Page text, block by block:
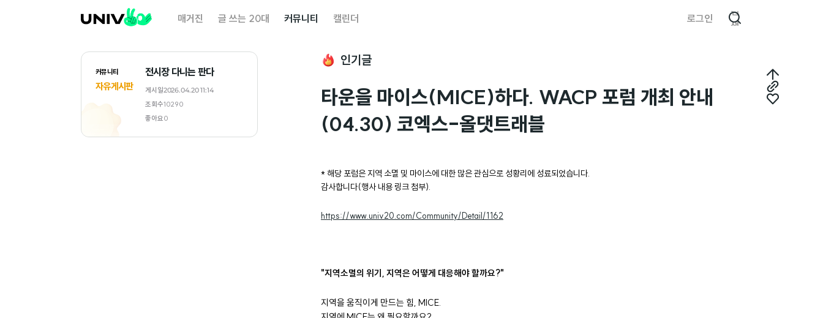
매거진 글 쓰는 20대 커뮤니티 캘린더 로그인
검
색
커뮤니티
자유게시판
전시장 다니는 판다
게시일2026.04.20 11:14
조회수10290
좋아요0
인기글
타운을 마이스(MICE)하다. WACP 포럼 개최 안내
(04.30) 코엑스-올댓트래블
* 해당 포럼은 지역 소멸 및 마이스에 대한 많은 관심으로 성황리에 성료되었습니다.
감사합니다(행사 내용 링크 첨부).
https://www.univ20.com/Community/Detail/1162
"지역소멸의 위기, 지역은 어떻게 대응해야 할까요?"
지역을 움직이게 만드는 힘, MICE.
최
상
링
좋